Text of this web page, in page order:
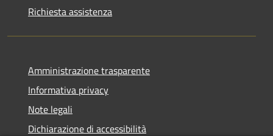
Richiesta assistenza
Amministrazione trasparente
Informativa privacy
Note legali
Dichiarazione di accessibilità